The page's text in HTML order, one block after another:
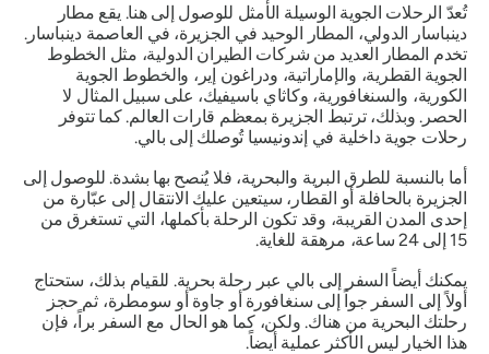
تُعدّ الرحلات الجوية الوسيلة الأمثل للوصول إلى هنا. يقع مطار
دينباسار الدولي، المطار الوحيد في الجزيرة، في العاصمة دينباسار.
تخدم المطار العديد من شركات الطيران الدولية، مثل الخطوط
الجوية القطرية، والإماراتية، ودراغون إير، والخطوط الجوية
الكورية، والسنغافورية، وكاثاي باسيفيك، على سبيل المثال لا
الحصر. وبذلك، ترتبط الجزيرة بمعظم قارات العالم. كما تتوفر
رحلات جوية داخلية في إندونيسيا تُوصلك إلى بالي.
أما بالنسبة للطرق البرية والبحرية، فلا يُنصح بها بشدة. للوصول إلى
الجزيرة بالحافلة أو القطار، سيتعين عليك الانتقال إلى عبّارة من
إحدى المدن القريبة، وقد تكون الرحلة بأكملها، التي تستغرق من
15 إلى 24 ساعة، مرهقة للغاية.
يمكنك أيضاً السفر إلى بالي عبر رحلة بحرية. للقيام بذلك، ستحتاج
أولاً إلى السفر جواً إلى سنغافورة أو جاوة أو سومطرة، ثم حجز
رحلتك البحرية من هناك. ولكن، كما هو الحال مع السفر براً، فإن
هذا الخيار ليس الأكثر عملية أيضاً.